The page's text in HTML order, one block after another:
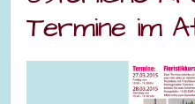
Termine im